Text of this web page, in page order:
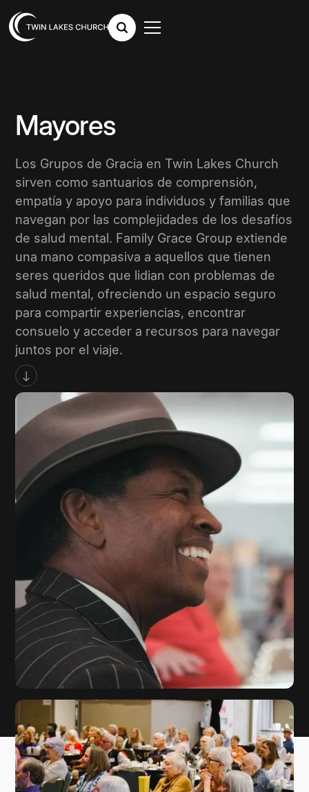
Mayores
Los Grupos de Gracia en Twin Lakes Church
sirven como santuarios de comprensión,
empatía y apoyo para individuos y familias que
navegan por las complejidades de los desafíos
de salud mental. Family Grace Group extiende
una mano compasiva a aquellos que tienen
seres queridos que lidian con problemas de
salud mental, ofreciendo un espacio seguro
para compartir experiencias, encontrar
consuelo y acceder a recursos para navegar
juntos por el viaje.